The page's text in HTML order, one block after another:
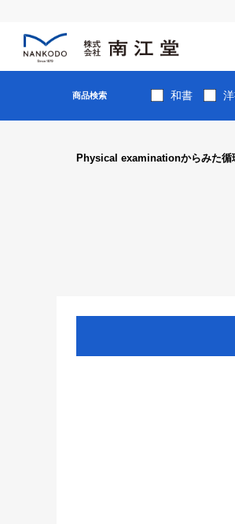
商品検索 和書
Physical examinationからみた循